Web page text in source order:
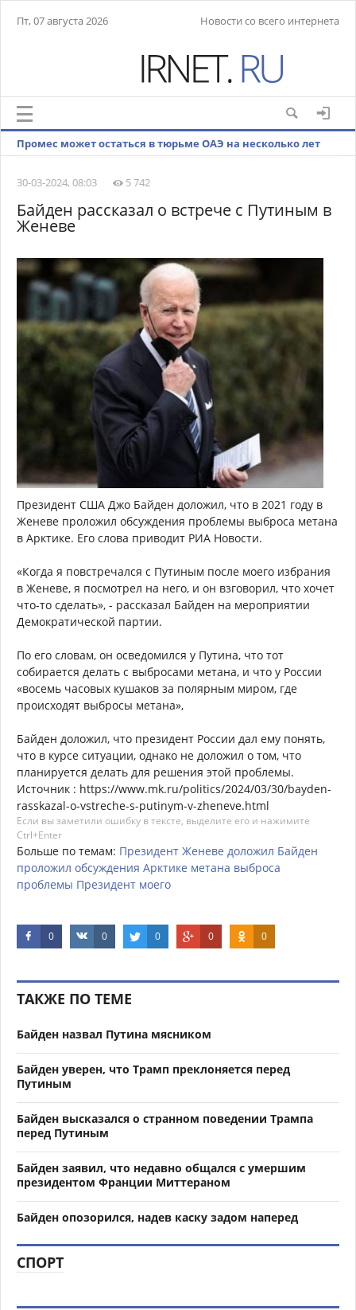
Пт, 07 августа 2026 Новости со всего интернета
Промес может остаться в тюрьме ОАЭ на несколько лет
30-03-2024, 08:03 5 742
Байден рассказал о встрече с Путиным в
Женеве
Президент США Джо Байден доложил, что в 2021 году в
Женеве проложил обсуждения проблемы выброса метана
в Арктике. Его слова приводит РИА Новости.
«Когда я повстречался с Путиным после моего избрания
в Женеве, я посмотрел на него, и он взговорил, что хочет
что-то сделать», - рассказал Байден на мероприятии
Демократической партии.
По его словам, он осведомился у Путина, что тот
собирается делать с выбросами метана, и что у России
«восемь часовых кушаков за полярным миром, где
происходят выбросы метана»,
Байден доложил, что президент России дал ему понять,
что в курсе ситуации, однако не доложил о том, что
планируется делать для решения этой проблемы.
Источник : https://www.mk.ru/politics/2024/03/30/bayden-
rasskazal-o-vstreche-s-putinym-v-zheneve.html
Если вы заметили ошибку в тексте, выделите его и нажимите
Ctrl+Enter
Больше по темам: Президент Женеве доложил Байден
проложил обсуждения Арктике метана выброса
проблемы Президент моего
0 0 0 0 0
ТАКЖЕ ПО ТЕМЕ
Байден назвал Путина мясником
Байден уверен, что Трамп преклоняется перед
Путиным
Байден высказался о странном поведении Трампа
перед Путиным
Байден заявил, что недавно общался с умершим
президентом Франции Миттераном
Байден опозорился, надев каску задом наперед
СПОРТ